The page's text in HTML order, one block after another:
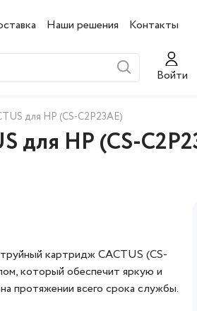
Наши решения Контакты
Войти
для HP (CS-C2P23AE)
для HP (CS-
картридж CACTUS (CS-
который обеспечит яркую и
протяжении всего срока службы.